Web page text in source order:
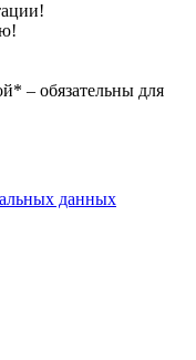
– обязательны для
данных